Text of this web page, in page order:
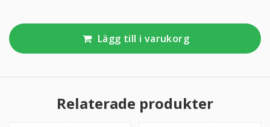
Lägg till i varukorg
Relaterade produkter